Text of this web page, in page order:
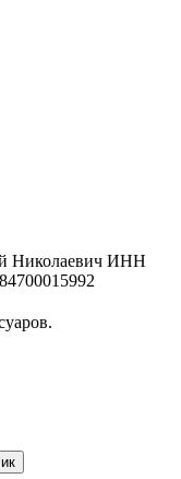
Николаевич ИНН